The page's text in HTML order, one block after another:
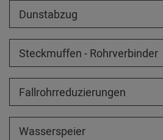
Dunstabzug
Steckmuffen - Rohrverbinder
Fallrohrreduzierungen
Wasserspeier